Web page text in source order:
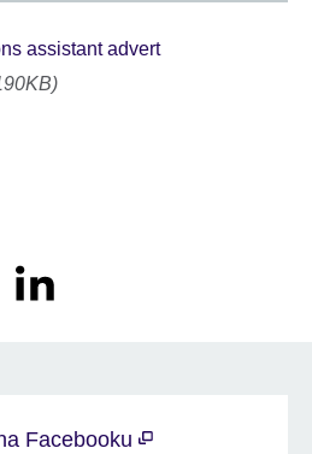
assistant advert
Facebooku